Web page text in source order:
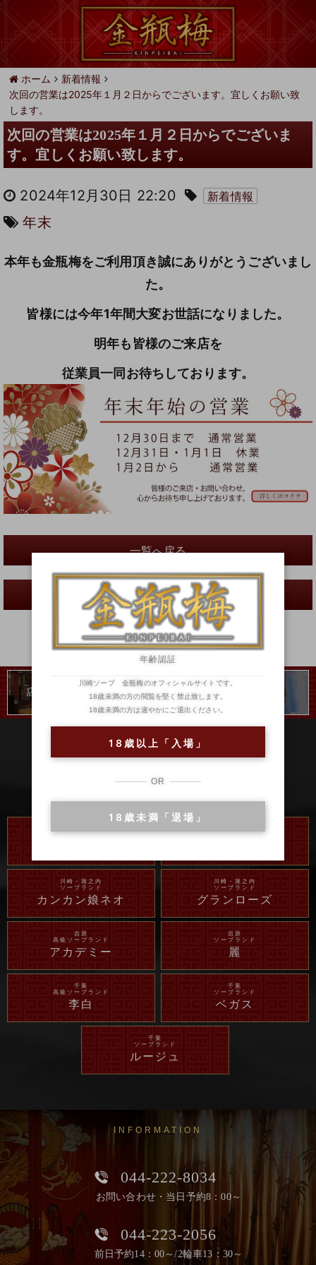
ホーム
新着情報
次回の営業は2025年１月２日からでございます。宜しくお願い致
します。
次回の営業は2025年１月２日からでございま
す。宜しくお願い致します。
2024年12月30日 22:20 新着情報
年末
本年も金瓶梅をご利用頂き誠にありがとうございまし
た。
皆様には今年1年間大変お世話になりました。
明年も皆様のご来店を
従業員一同お待ちしております。
前へ
一覧へ戻る
次へ
店内のご紹介 二輪車
高級ソープランド
ソープランド
川崎・堀之内
ソープランド
カンカン娘ネオ
川崎・堀之内
ソープランド
グランローズ
吉原
高級ソープランド
アカデミー
吉原
ソープランド
麗
千葉
高級ソープランド
李白
千葉
ソープランド
ベガス
千葉
ソープランド
ルージュ
INFORMATION
044-222-8034
お問い合わせ・当日予約8：00～
044-223-2056
前日予約14：00～/2輪車13：30～
年齢認証
川崎ソープ 金瓶梅のオフィシャルサイトです。
18歳未満の方の閲覧を堅く禁止致します。
18歳未満の方は速やかにご退出ください。
18歳以上「入場」
OR
18歳未満「退場」